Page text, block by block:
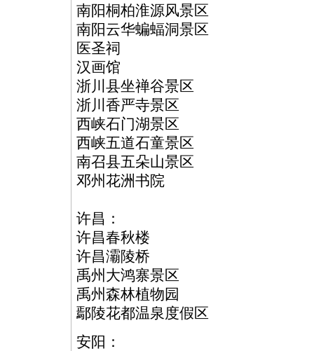
南阳桐柏淮源风景区
南阳云华蝙蝠洞景区
医圣祠
汉画馆
浙川县坐禅谷景区
浙川香严寺景区
西峡石门湖景区
西峡五道石童景区
南召县五朵山景区
邓州花洲书院
许昌：
许昌春秋楼
许昌灞陵桥
禹州大鸿寨景区
禹州森林植物园
鄢陵花都温泉度假区
安阳：